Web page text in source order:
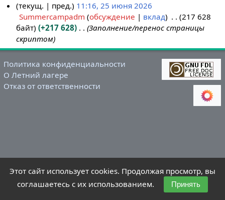
ю
н
я
2
текущ. пред. 11:16, 25 июня 2026
Summercampadm обсуждение вклад
217 628
байт
+217 628
Заполнение/перенос страницы
скриптом
Политика конфиденциальности
О Летний лагере
Отказ от ответственности
Этот сайт использует cookies. Продолжая просмотр, вы
соглашаетесь с их использованием.
Принять